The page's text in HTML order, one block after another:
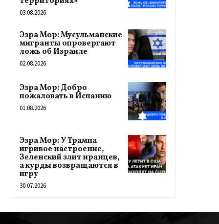
03.08.2026
Эзра Мор: Мусульманские
мигранты опровергают
ложь об Израиле
02.08.2026
Эзра Мор: Добро
пожаловать в Испанию
01.08.2026
Эзра Мор: У Трампа
игривое настроение,
Зеленский злит иранцев,
а курды возвращаются в
игру
30.07.2026